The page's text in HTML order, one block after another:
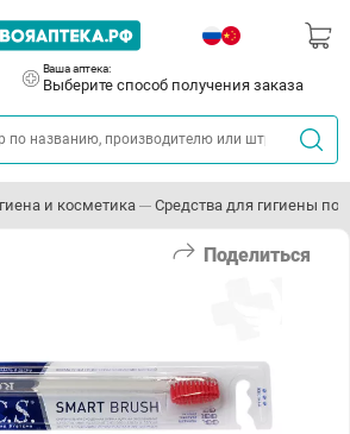
Ваша аптека:
Выберите способ получения заказа
и косметика Средства для гигиены
Поделиться